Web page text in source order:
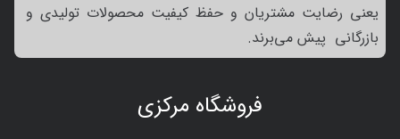
فروشگاه مرکزی
یعنی رضایت مشتریان و حفظ کیفیت محصولات تولیدی و
بازرگانی پیش می‌برند.